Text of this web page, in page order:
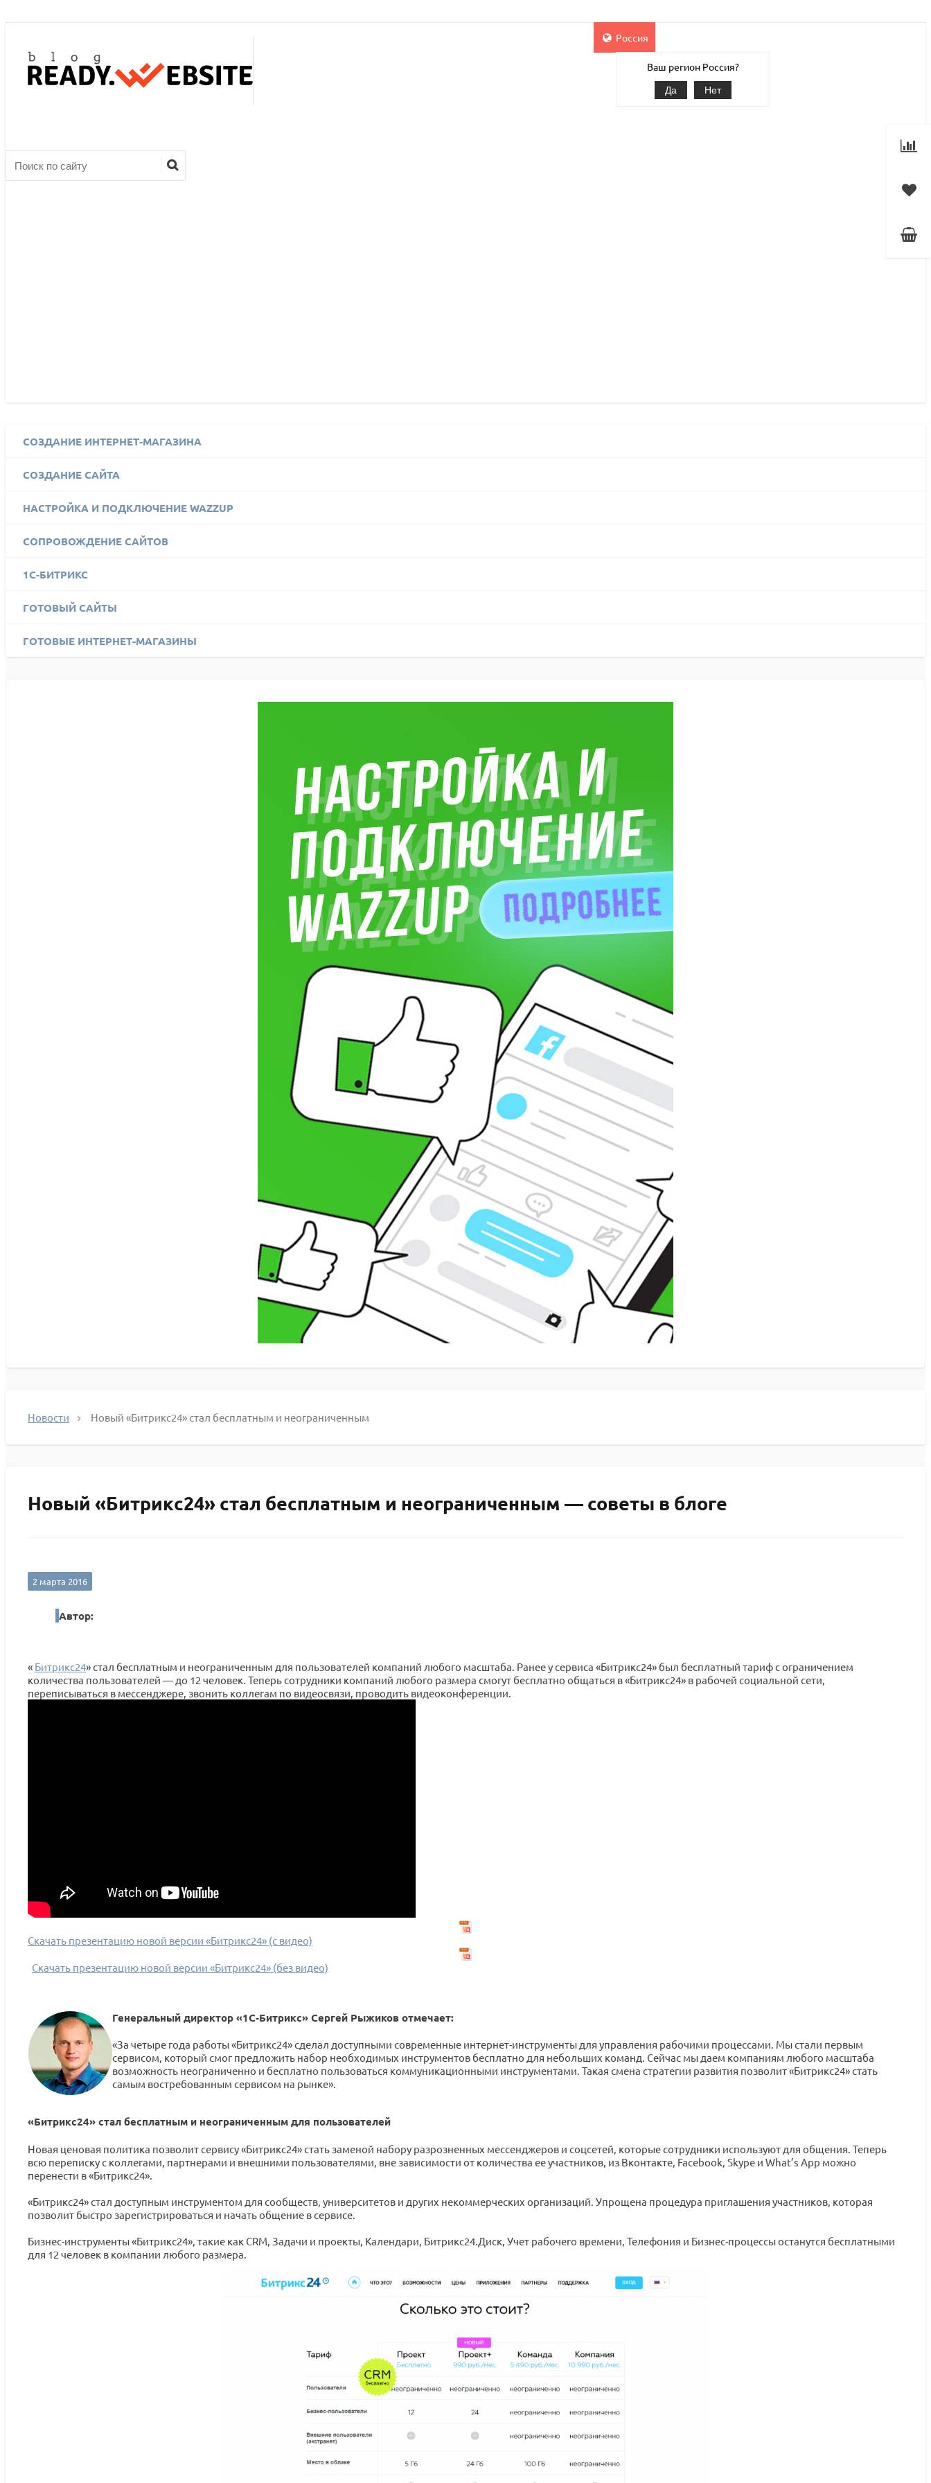
Россия
Ваш регион Россия?
Да Нет
СОЗДАНИЕ ИНТЕРНЕТ-МАГАЗИНА
СОЗДАНИЕ САЙТА
НАСТРОЙКА И ПОДКЛЮЧЕНИЕ WAZZUP
СОПРОВОЖДЕНИЕ САЙТОВ
1C-БИТРИКС
ГОТОВЫЙ САЙТЫ
ГОТОВЫЕ ИНТЕРНЕТ-МАГАЗИНЫ
Новости Новый «Битрикс24» стал бесплатным и неограниченным
Новый «Битрикс24» стал бесплатным и неограниченным — советы в блоге
2 марта 2016
Автор:
« Битрикс24» стал бесплатным и неограниченным для пользователей компаний любого масштаба. Ранее у сервиса «Битрикс24» был бесплатный тариф с ограничением
количества пользователей — до 12 человек. Теперь сотрудники компаний любого размера смогут бесплатно общаться в «Битрикс24» в рабочей социальной сети,
переписываться в мессенджере, звонить коллегам по видеосвязи, проводить видеоконференции.
Скачать презентацию новой версии «Битрикс24» (с видео)
Скачать презентацию новой версии «Битрикс24» (без видео)
Генеральный директор «1С-Битрикс» Сергей Рыжиков отмечает:
«За четыре года работы «Битрикс24» сделал доступными современные интернет-инструменты для управления рабочими процессами. Мы стали первым
сервисом, который смог предложить набор необходимых инструментов бесплатно для небольших команд. Сейчас мы даем компаниям любого масштаба
возможность неограниченно и бесплатно пользоваться коммуникационными инструментами. Такая смена стратегии развития позволит «Битрикс24» стать
самым востребованным сервисом на рынке».
«Битрикс24» стал бесплатным и неограниченным для пользователей
Новая ценовая политика позволит сервису «Битрикс24» стать заменой набору разрозненных мессенджеров и соцсетей, которые сотрудники используют для общения. Теперь
всю переписку с коллегами, партнерами и внешними пользователями, вне зависимости от количества ее участников, из Вконтакте, Facebook, Skype и What’s App можно
перенести в «Битрикс24».
«Битрикс24» стал доступным инструментом для сообществ, университетов и других некоммерческих организаций. Упрощена процедура приглашения участников, которая
позволит быстро зарегистрироваться и начать общение в сервисе.
Бизнес-инструменты «Битрикс24», такие как CRM, Задачи и проекты, Календари, Битрикс24.Диск, Учет рабочего времени, Телефония и Бизнес-процессы останутся бесплатными
для 12 человек в компании любого размера.